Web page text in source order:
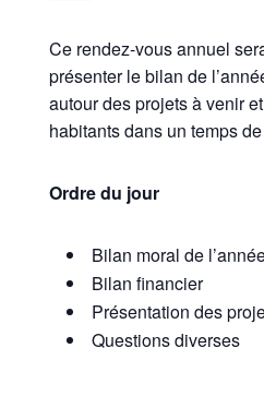
Ce rendez-vous annuel
présenter le bilan de
autour des projets à venir
habitants dans un temps
Ordre du jour
Bilan moral de
Bilan financier
Présentation des
Questions diverses